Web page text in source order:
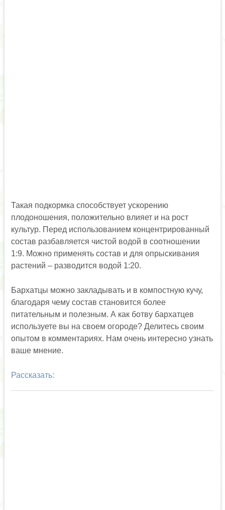
Такая подкормка способствует ускорению
плодоношения, положительно влияет и на рост
культур. Перед использованием концентрированный
состав разбавляется чистой водой в соотношении
1:9. Можно применять состав и для опрыскивания
растений – разводится водой 1:20.
Бархатцы можно закладывать и в компостную кучу,
благодаря чему состав становится более
питательным и полезным. А как ботву бархатцев
используете вы на своем огороде? Делитесь своим
опытом в комментариях. Нам очень интересно узнать
ваше мнение.
Рассказать: